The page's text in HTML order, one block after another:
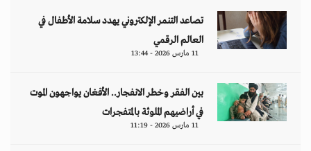
تصاعد التنمر الإلكتروني يهدد سلامة الأطفال في
العالم الرقمي
11 مارس 2026 - 13:44
بين الفقر وخطر الانفجار.. الأفغان يواجهون الموت
في أراضيهم الملوثة بالمتفجرات
11 مارس 2026 - 11:19